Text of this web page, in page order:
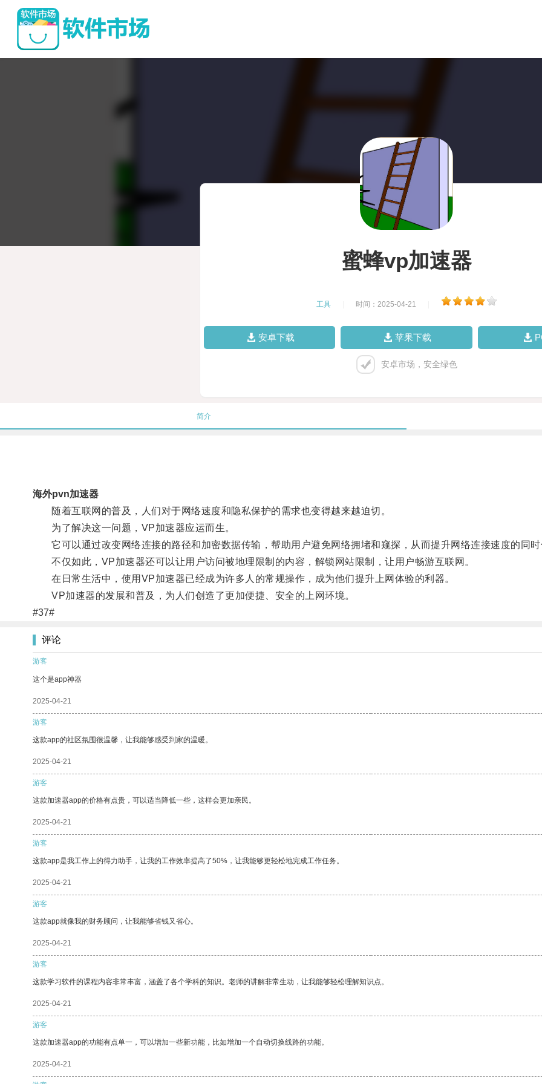
蜜蜂vp加速器
工具 时间：2025-04-21
安卓下载 苹果下载
安卓市场，安全绿色
简介
海外pvn加速器
随着互联网的普及，人们对于网络速度和隐私保护的需求也变得越来越迫切。
为了解决这一问题，VP加速器应运而生。
它可以通过改变网络连接的路径和加密数据传输，帮助用户避免网络拥堵和窥探，从而提升网络连接速度的同时
不仅如此，VP加速器还可以让用户访问被地理限制的内容，解锁网站限制，让用户畅游互联网。
在日常生活中，使用VP加速器已经成为许多人的常规操作，成为他们提升上网体验的利器。
VP加速器的发展和普及，为人们创造了更加便捷、安全的上网环境。
#37#
评论
游客
这个是app神器
2025-04-21
游客
这款app的社区氛围很温馨，让我能够感受到家的温暖。
2025-04-21
游客
这款加速器app的价格有点贵，可以适当降低一些，这样会更加亲民。
2025-04-21
游客
这款app是我工作上的得力助手，让我的工作效率提高了50%，让我能够更轻松地完成工作任务。
2025-04-21
游客
这款app就像我的财务顾问，让我能够省钱又省心。
2025-04-21
游客
这款学习软件的课程内容非常丰富，涵盖了各个学科的知识。老师的讲解非常生动，让我能够轻松理解知识点。
2025-04-21
游客
这款加速器app的功能有点单一，可以增加一些新功能，比如增加一个自动切换线路的功能。
2025-04-21